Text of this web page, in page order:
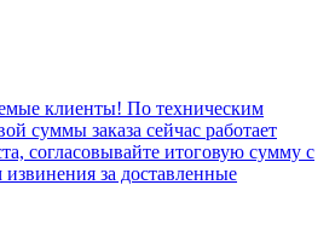
клиенты! По техническим
суммы заказа сейчас работает
согласовывайте итоговую сумму с
за доставленные